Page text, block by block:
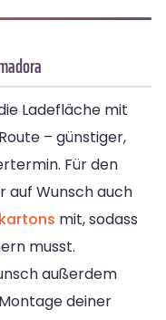
Ladefläche mit
– günstiger,
Für den
auf Wunsch auch
mit, sodass
musst.
außerdem
deiner